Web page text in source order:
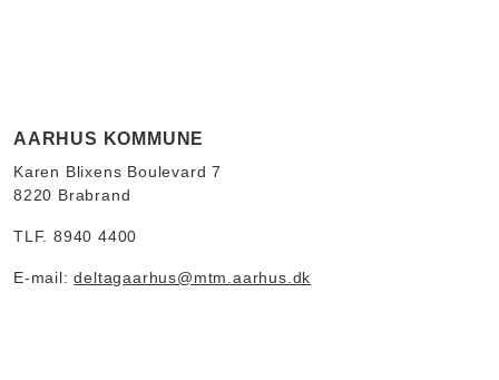
AARHUS KOMMUNE
Karen Blixens Boulevard 7
8220 Brabrand
TLF. 8940 4400
E-mail:deltagaarhus@mtm.aarhus.dk